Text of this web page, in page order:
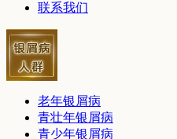
联系我们
老年银屑病
青壮年银屑病
青少年银屑病